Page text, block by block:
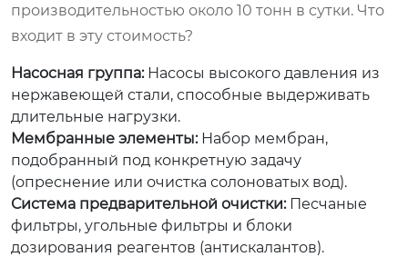
производительностью около 10 тонн в сутки. Что
входит в эту стоимость?
Насосная группа:Насосы высокого давления из
нержавеющей стали, способные выдерживать
длительные нагрузки.
Мембранные элементы:Набор мембран,
подобранный под конкретную задачу
(опреснение или очистка солоноватых вод).
Система предварительной очистки:Песчаные
фильтры, угольные фильтры и блоки
дозирования реагентов (антискалантов).